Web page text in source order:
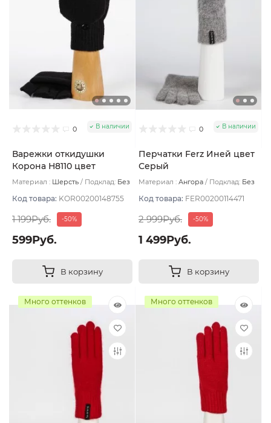
0 В наличии
Варежки откидушки
Корона Н8110 цвет
Чёрный
Материал : Шерсть Подклад: Без
Код товара: KOR00200148755
1 199Руб. -50%
599Руб.
В корзину
0 В наличии
Перчатки Ferz Иней цвет
Серый
Материал : Ангора Подклад: Без
Код товара: FER00200114471
2 999Руб. -50%
1 499Руб.
В корзину
Много оттенков Много оттенков